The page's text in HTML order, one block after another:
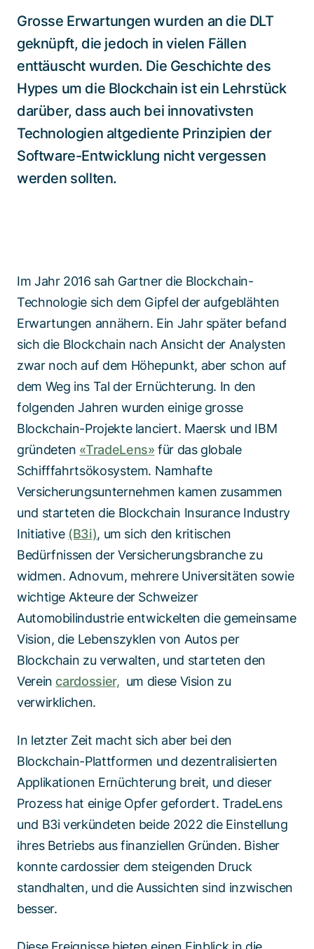
Grosse Erwartungen wurden an die DLT
geknüpft, die jedoch in vielen Fällen
enttäuscht wurden. Die Geschichte des
Hypes um die Blockchain ist ein Lehrstück
darüber, dass auch bei innovativsten
Technologien altgediente Prinzipien der
Software-Entwicklung nicht vergessen
werden sollten.
Im Jahr 2016 sah Gartner die Blockchain-
Technologie sich dem Gipfel der aufgeblähten
Erwartungen annähern. Ein Jahr später befand
sich die Blockchain nach Ansicht der Analysten
zwar noch auf dem Höhepunkt, aber schon auf
dem Weg ins Tal der Ernüchterung. In den
folgenden Jahren wurden einige grosse
Blockchain-Projekte lanciert. Maersk und IBM
gründeten «TradeLens» für das globale
Schifffahrtsökosystem. Namhafte
Versicherungsunternehmen kamen zusammen
und starteten die Blockchain Insurance Industry
Initiative (B3i), um sich den kritischen
Bedürfnissen der Versicherungsbranche zu
widmen. Adnovum, mehrere Universitäten sowie
wichtige Akteure der Schweizer
Automobilindustrie entwickelten die gemeinsame
Vision, die Lebenszyklen von Autos per
Blockchain zu verwalten, und starteten den
Verein cardossier, um diese Vision zu
verwirklichen.
In letzter Zeit macht sich aber bei den
Blockchain-Plattformen und dezentralisierten
Applikationen Ernüchterung breit, und dieser
Prozess hat einige Opfer gefordert. TradeLens
und B3i verkündeten beide 2022 die Einstellung
ihres Betriebs aus finanziellen Gründen. Bisher
konnte cardossier dem steigenden Druck
standhalten, und die Aussichten sind inzwischen
besser.